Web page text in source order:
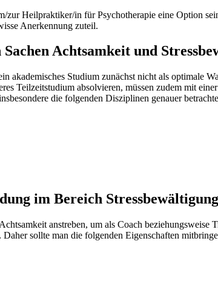
Heilpraktiker/in für Psychotherapie eine Option
Anerkennung zuteil.
Achtsamkeit und
akademisches Studium zunächst nicht als optimale
Teilzeitstudium absolvieren, müssen zudem mit
die folgenden Disziplinen genauer
im Bereich
anstreben, um als Coach
sollte man die folgenden Eigenschaften